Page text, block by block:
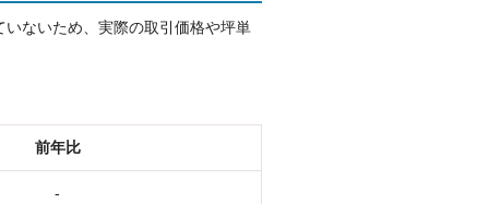
ないため、実際の取引価格や坪単
前年比
-